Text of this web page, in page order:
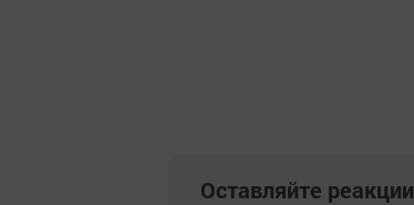
Оставляйте реакции